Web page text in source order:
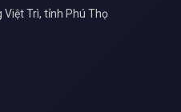
Trì, tỉnh Phú Thọ